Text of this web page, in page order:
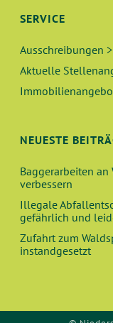
SERVICE
Ausschreibungen >
Aktuelle
NEUESTE
Baggerarbeiten
verbessern
Illegale
gefährlich und
Zufahrt zum
instandgesetzt